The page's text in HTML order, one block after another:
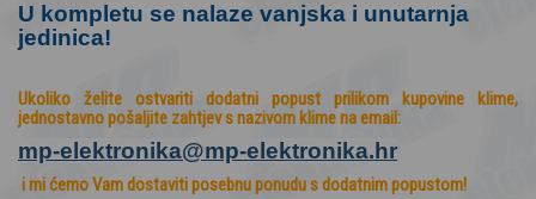
U kompletu se nalaze vanjska i unutarnja
jedinica!
Ukoliko želite ostvariti dodatni popust prilikom kupovine klime,
jednostavno pošaljite zahtjev s nazivom klime naemail:
mp-elektronika@mp-elektronika.hr
i mi ćemo Vam dostaviti posebnu ponudu s dodatnim popustom!